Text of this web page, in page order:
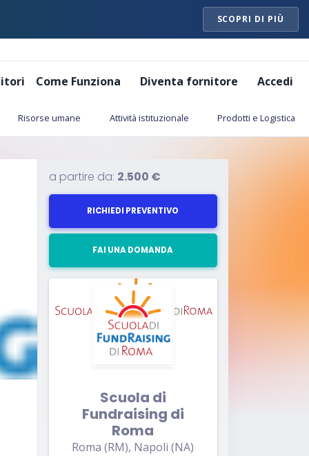
SCOPRI DI PIÙ
Come Funziona Diventa fornitore Accedi
Risorse umane Attività istituzionale Prodotti e Logistica
a partire da: 2.500 €
RICHIEDI PREVENTIVO
FAI UNA DOMANDA
Scuola di
Fundraising di
Roma
Roma (RM), Napoli (NA)